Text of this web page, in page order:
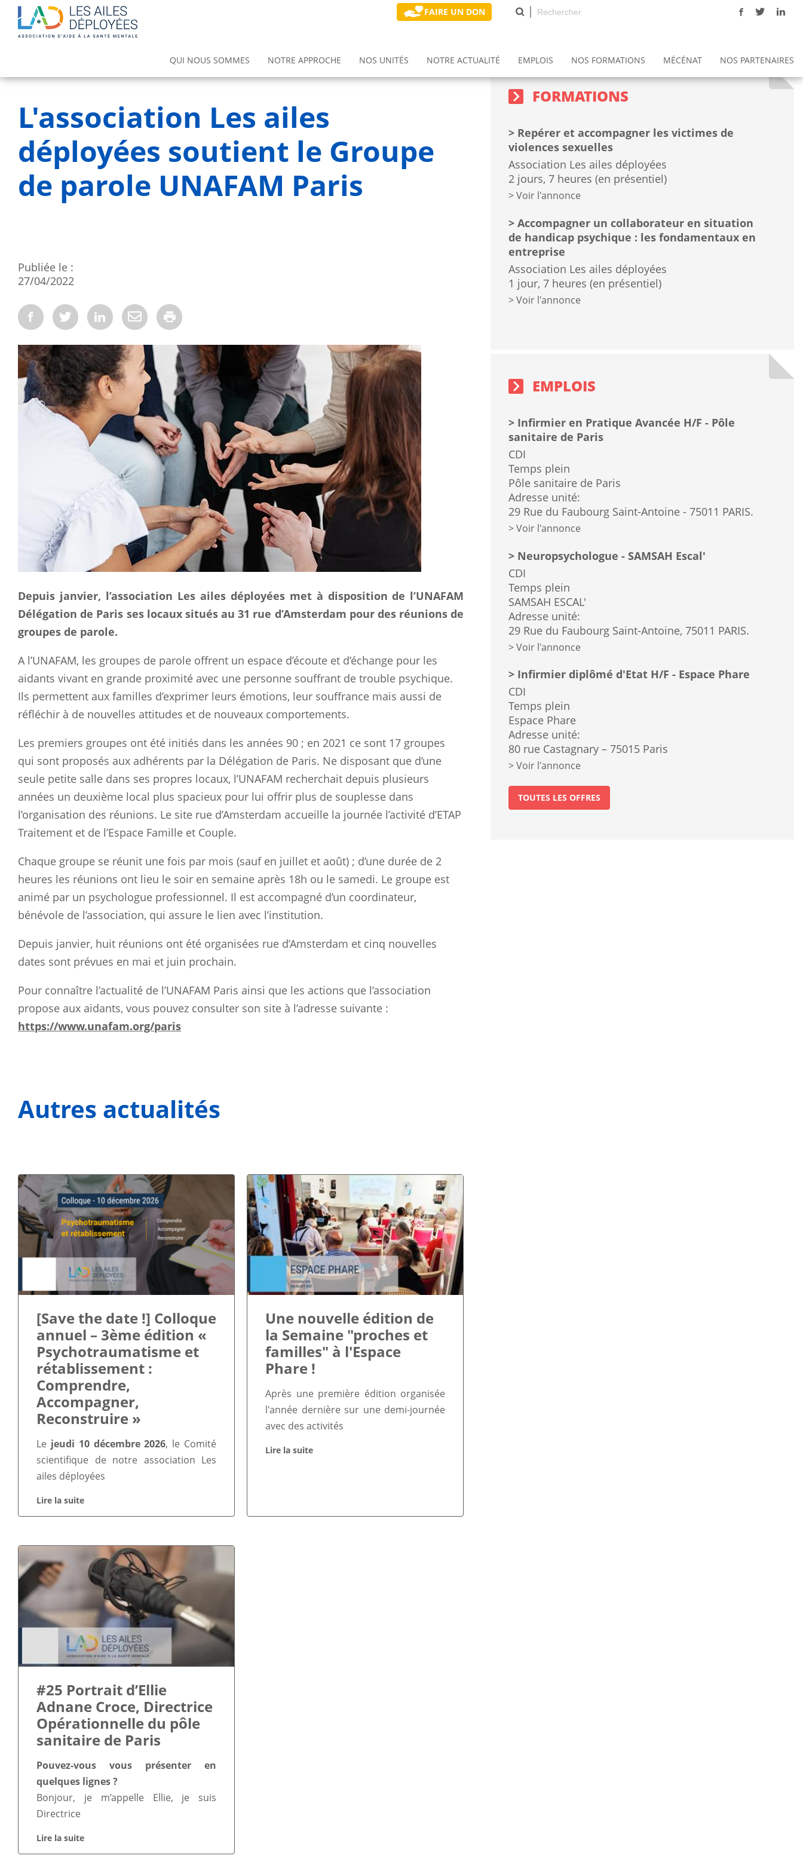
FAIRE UN DON
Main
navigation
QUI NOUS SOMMES NOTRE APPROCHE NOS UNITÉS NOTRE ACTUALITÉ EMPLOIS NOS FORMATIONS MÉCÉNAT NOS PARTENAIRES
L'association Les ailes
déployées soutient le Groupe
de parole UNAFAM Paris
Publiée le
27/04/2022
Depuis janvier, l’association Les ailes déployées met à disposition de l’UNAFAM
Délégation de Paris ses locaux situés au 31 rue d’Amsterdam pour des réunions de
groupes de parole.
A l’UNAFAM, les groupes de parole offrent un espace d’écoute et d’échange pour les
aidants vivant en grande proximité avec une personne souffrant de trouble psychique.
Ils permettent aux familles d’exprimer leurs émotions, leur souffrance mais aussi de
réfléchir à de nouvelles attitudes et de nouveaux comportements.
Les premiers groupes ont été initiés dans les années 90 ; en 2021 ce sont 17 groupes
qui sont proposés aux adhérents par la Délégation de Paris. Ne disposant que d’une
seule petite salle dans ses propres locaux, l’UNAFAM recherchait depuis plusieurs
années un deuxième local plus spacieux pour lui offrir plus de souplesse dans
l’organisation des réunions. Le site rue d’Amsterdam accueille la journée l’activité d’ETAP
Traitement et de l’Espace Famille et Couple.
Chaque groupe se réunit une fois par mois (sauf en juillet et août) ; d’une durée de 2
heures les réunions ont lieu le soir en semaine après 18h ou le samedi. Le groupe est
animé par un psychologue professionnel. Il est accompagné d’un coordinateur,
bénévole de l’association, qui assure le lien avec l’institution.
Depuis janvier, huit réunions ont été organisées rue d’Amsterdam et cinq nouvelles
dates sont prévues en mai et juin prochain.
Pour connaître l’actualité de l’UNAFAM Paris ainsi que les actions que l’association
propose aux aidants, vous pouvez consulter son site à l’adresse suivante :
https://www.unafam.org/paris
Autres actualités
[Save the date !] Colloque
annuel – 3ème édition «
Psychotraumatisme et
rétablissement :
Comprendre,
Accompagner,
Reconstruire »
Le jeudi 10 décembre 2026, le Comité
scientifique de notre association Les
ailes déployées
Lire la suite
Une nouvelle édition de
la Semaine "proches et
familles" à l'Espace
Phare !
Après une première édition organisée
l'année dernière sur une demi-journée
avec des activités
Lire la suite
#25 Portrait d’Ellie
Adnane Croce, Directrice
Opérationnelle du pôle
sanitaire de Paris
Pouvez-vous vous présenter en
quelques lignes ?
Bonjour, je m’appelle Ellie, je suis
Directrice
Lire la suite
sidebar
block
FORMATIONS
Repérer et accompagner les victimes de
violences sexuelles
Association Les ailes déployées
2 jours, 7 heures (en présentiel)
Voir l'annonce
Accompagner un collaborateur en situation
de handicap psychique : les fondamentaux en
entreprise
Association Les ailes déployées
1 jour, 7 heures (en présentiel)
Voir l'annonce
block
EMPLOIS
Infirmier en Pratique Avancée H/F - Pôle
sanitaire de Paris
CDI
Temps plein
Pôle sanitaire de Paris
Adresse unité:
29 Rue du Faubourg Saint-Antoine - 75011 PARIS.
Voir l'annonce
Neuropsychologue - SAMSAH Escal'
CDI
Temps plein
SAMSAH ESCAL'
Adresse unité:
29 Rue du Faubourg Saint-Antoine, 75011 PARIS.
Voir l'annonce
Infirmier diplômé d'Etat H/F - Espace Phare
CDI
Temps plein
Espace Phare
Adresse unité:
80 rue Castagnary – 75015 Paris
Voir l'annonce
TOUTES LES OFFRES